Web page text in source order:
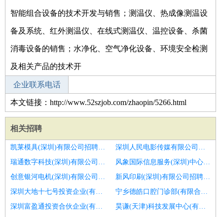
智能组合设备的技术开发与销售；测温仪、热成像测温设
备及系统、红外测温仪、在线式测温仪、温控设备、杀菌
消毒设备的销售；水净化、空气净化设备、环境安全检测
及相关产品的技术开
企业联系电话
本文链接：http://www.52szjob.com/zhaopin/5266.html
相关招聘
凯莱模具(深圳)有限公司招聘成本会计
深圳人民电影传媒有限公司招聘房地产会计
瑞通数字科技(深圳)有限公司招聘日照市招聘会计1人
风象国际信息服务(深圳)中心(有限合伙)招聘泉州成本会计招聘
创意银河电机(深圳)有限公司招聘成本会计
新风印刷(深圳)有限公司招聘税务会计
深圳大地十七号投资企业(有限合伙)招聘会计经理主管
宁乡德皓口腔门诊部(有限合伙)招聘注册会计师
深圳富盈通投资合伙企业(有限合伙)招聘会计讲师
昊谦(天津)科技发展中心(有限合伙)招聘建筑会计